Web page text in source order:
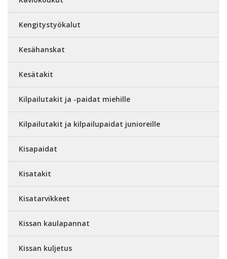
Kengitystyökalut
Kesähanskat
Kesätakit
Kilpailutakit ja -paidat miehille
Kilpailutakit ja kilpailupaidat junioreille
Kisapaidat
Kisatakit
Kisatarvikkeet
Kissan kaulapannat
Kissan kuljetus